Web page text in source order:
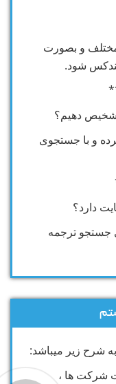
و بصورت
شود.
دهیم؟
و با جستجوی
دارد؟
جستجو ترجمه
شرح زیر میباشد:
شرکت ها ،